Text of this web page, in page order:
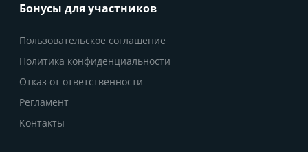
Бонусы для участников
Пользовательское соглашение
Политика конфиденциальности
Отказ от ответственности
Регламент
Контакты